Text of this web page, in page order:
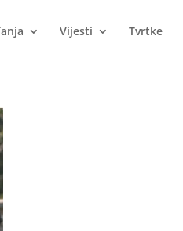
Vijesti Tvrtke